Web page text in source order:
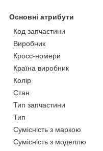
Основні атрибути
Код запчастини
Виробник
Кросс-номери
Країна виробник
Колір
Стан
Тип запчастини
Тип
Сумісність з маркою
Сумісність з моделлю